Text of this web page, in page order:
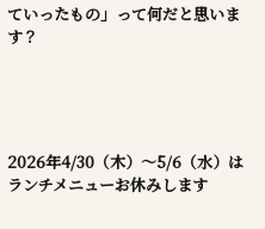
ていったもの」って何だと思いま
す？
2026年4/30（木）～5/6（水）は
ランチメニューお休みします